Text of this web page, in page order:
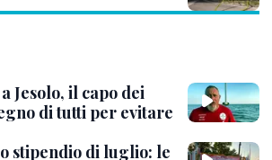
Jesolo, il capo dei
di tutti per evitare
stipendio di luglio: le